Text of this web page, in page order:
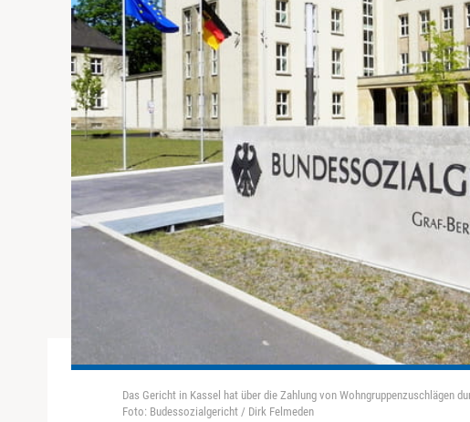
Das Gericht in Kassel hat über die Zahlung von Wohngruppenzuschlägen
Foto: Budessozialgericht / Dirk Felmeden